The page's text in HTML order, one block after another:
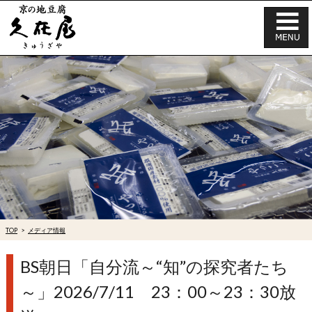
TOP メディア情報
BS朝日「自分流～“知”の探究者たち
～」2026/7/11 23：00～23：30放